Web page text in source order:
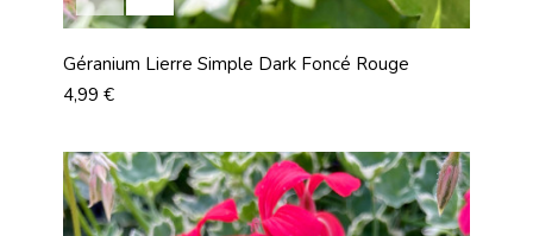
Géranium Lierre Simple Dark Foncé Rouge
Prix
4,99 €